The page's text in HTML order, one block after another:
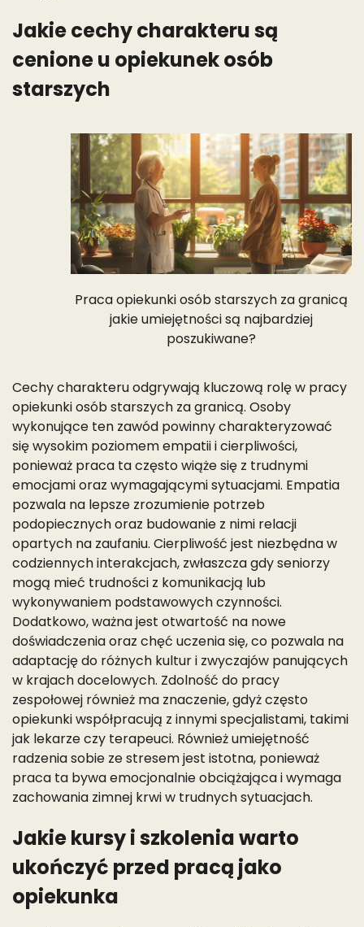
Jakie cechy charakteru są
cenione u opiekunek osób
starszych
Praca opiekunki osób starszych za granicą
jakie umiejętności są najbardziej
poszukiwane?
Cechy charakteru odgrywają kluczową rolę w pracy
opiekunki osób starszych za granicą. Osoby
wykonujące ten zawód powinny charakteryzować
się wysokim poziomem empatii i cierpliwości,
ponieważ praca ta często wiąże się z trudnymi
emocjami oraz wymagającymi sytuacjami. Empatia
pozwala na lepsze zrozumienie potrzeb
podopiecznych oraz budowanie z nimi relacji
opartych na zaufaniu. Cierpliwość jest niezbędna w
codziennych interakcjach, zwłaszcza gdy seniorzy
mogą mieć trudności z komunikacją lub
wykonywaniem podstawowych czynności.
Dodatkowo, ważna jest otwartość na nowe
doświadczenia oraz chęć uczenia się, co pozwala na
adaptację do różnych kultur i zwyczajów panujących
w krajach docelowych. Zdolność do pracy
zespołowej również ma znaczenie, gdyż często
opiekunki współpracują z innymi specjalistami, takimi
jak lekarze czy terapeuci. Również umiejętność
radzenia sobie ze stresem jest istotna, ponieważ
praca ta bywa emocjonalnie obciążająca i wymaga
zachowania zimnej krwi w trudnych sytuacjach.
Jakie kursy i szkolenia warto
ukończyć przed pracą jako
opiekunka